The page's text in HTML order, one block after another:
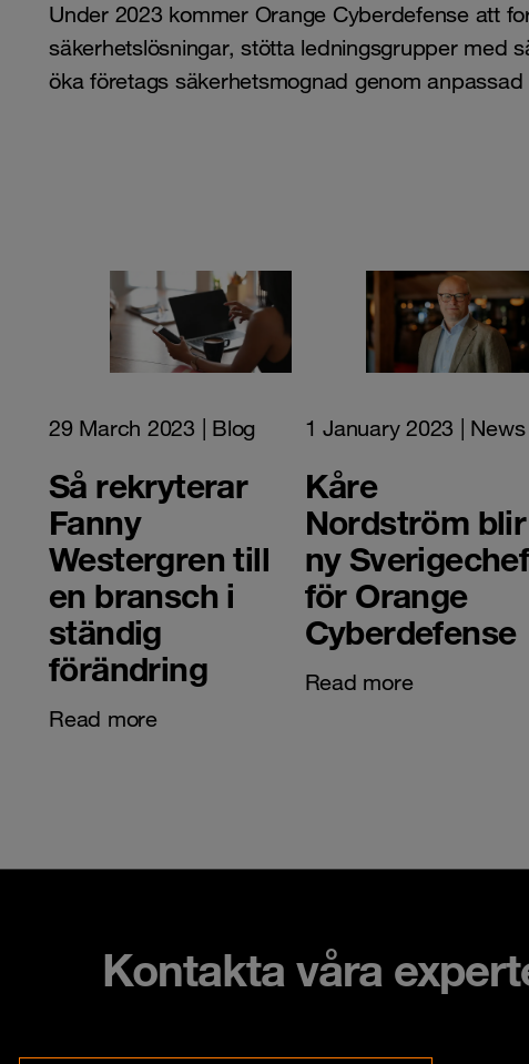
Under 2023 kommer Orange Cyberdefense att
säkerhetslösningar, stötta ledningsgrupper med
öka företags säkerhetsmognad genom
29 March 2023 | Blog
Så rekryterar
Fanny
Westergren till
en bransch i
ständig
förändring
Read more
1 January 2023 | News
Kåre
Nordström blir
ny Sverigechef
för Orange
Cyberdefense
Read more
Kontakta våra